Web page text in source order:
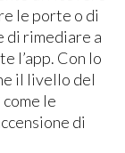
le porte o di
di rimediare a
l’app. Con lo
il livello del
le
di